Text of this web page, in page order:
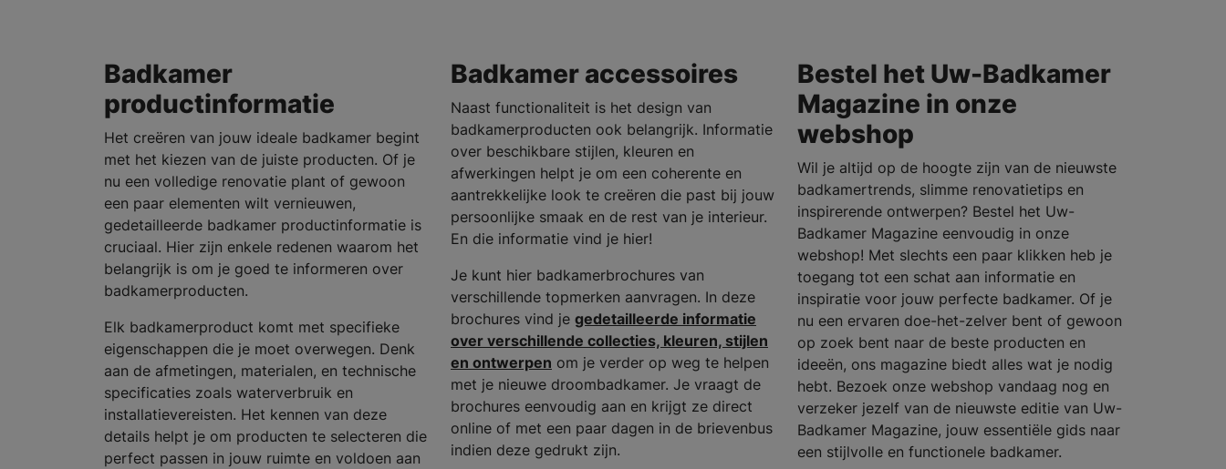
Badkamer
productinformatie
Het creëren van jouw ideale badkamer begint
met het kiezen van de juiste producten. Of je
nu een volledige renovatie plant of gewoon
een paar elementen wilt vernieuwen,
gedetailleerde badkamer productinformatie is
cruciaal. Hier zijn enkele redenen waarom het
belangrijk is om je goed te informeren over
badkamerproducten.
Elk badkamerproduct komt met specifieke
eigenschappen die je moet overwegen. Denk
aan de afmetingen, materialen, en technische
specificaties zoals waterverbruik en
installatievereisten. Het kennen van deze
details helpt je om producten te selecteren die
perfect passen in jouw ruimte en voldoen aan
Badkamer accessoires
Naast functionaliteit is het design van
badkamerproducten ook belangrijk. Informatie
over beschikbare stijlen, kleuren en
afwerkingen helpt je om een coherente en
aantrekkelijke look te creëren die past bij jouw
persoonlijke smaak en de rest van je interieur.
En die informatie vind je hier!
Je kunt hier badkamerbrochures van
verschillende topmerken aanvragen. In deze
brochures vind je gedetailleerde informatie
over verschillende collecties, kleuren, stijlen
en ontwerpen om je verder op weg te helpen
met je nieuwe droombadkamer. Je vraagt de
brochures eenvoudig aan en krijgt ze direct
online of met een paar dagen in de brievenbus
indien deze gedrukt zijn.
Bestel het Uw-Badkamer
Magazine in onze
webshop
Wil je altijd op de hoogte zijn van de nieuwste
badkamertrends, slimme renovatietips en
inspirerende ontwerpen? Bestel het Uw-
Badkamer Magazine eenvoudig in onze
webshop! Met slechts een paar klikken heb je
toegang tot een schat aan informatie en
inspiratie voor jouw perfecte badkamer. Of je
nu een ervaren doe-het-zelver bent of gewoon
op zoek bent naar de beste producten en
ideeën, ons magazine biedt alles wat je nodig
hebt. Bezoek onze webshop vandaag nog en
verzeker jezelf van de nieuwste editie van Uw-
Badkamer Magazine, jouw essentiële gids naar
een stijlvolle en functionele badkamer.